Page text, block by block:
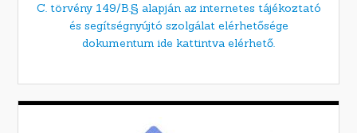
C. törvény 149/B.§ alapján az internetes tájékoztató
és segítségnyújtó szolgálat elérhetősége
dokumentum ide kattintva elérhető.